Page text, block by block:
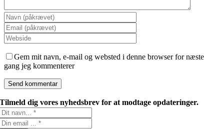
Gem mit navn, e-mail og websted i denne browser for næste
gang jeg kommenterer
Tilmeld dig vores nyhedsbrev for at modtage opdateringer.